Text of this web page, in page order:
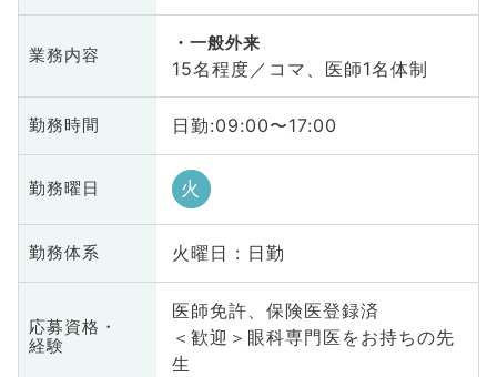
業務内容
一般外来
15名程度／コマ、医師1名体制
勤務時間 日勤:09:00〜17:00
勤務曜日 火
勤務体系 火曜日 : 日勤
応募資格・
経験
医師免許、保険医登録済
＜歓迎＞眼科専門医をお持ちの先
生